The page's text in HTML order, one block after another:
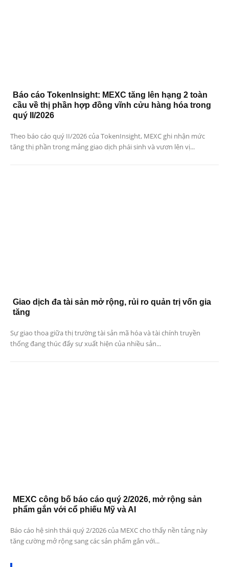
Báo cáo TokenInsight: MEXC tăng lên hạng 2 toàn
cầu về thị phần hợp đồng vĩnh cửu hàng hóa trong
quý II/2026
Theo báo cáo quý II/2026 của TokenInsight, MEXC ghi nhận mức
tăng thị phần trong mảng giao dịch phái sinh và vươn lên vị...
Giao dịch đa tài sản mở rộng, rủi ro quản trị vốn gia
tăng
Sự giao thoa giữa thị trường tài sản mã hóa và tài chính truyền
thống đang thúc đẩy sự xuất hiện của nhiều sản...
MEXC công bố báo cáo quý 2/2026, mở rộng sản
phẩm gắn với cổ phiếu Mỹ và AI
Báo cáo hệ sinh thái quý 2/2026 của MEXC cho thấy nền tảng này
tăng cường mở rộng sang các sản phẩm gắn với...